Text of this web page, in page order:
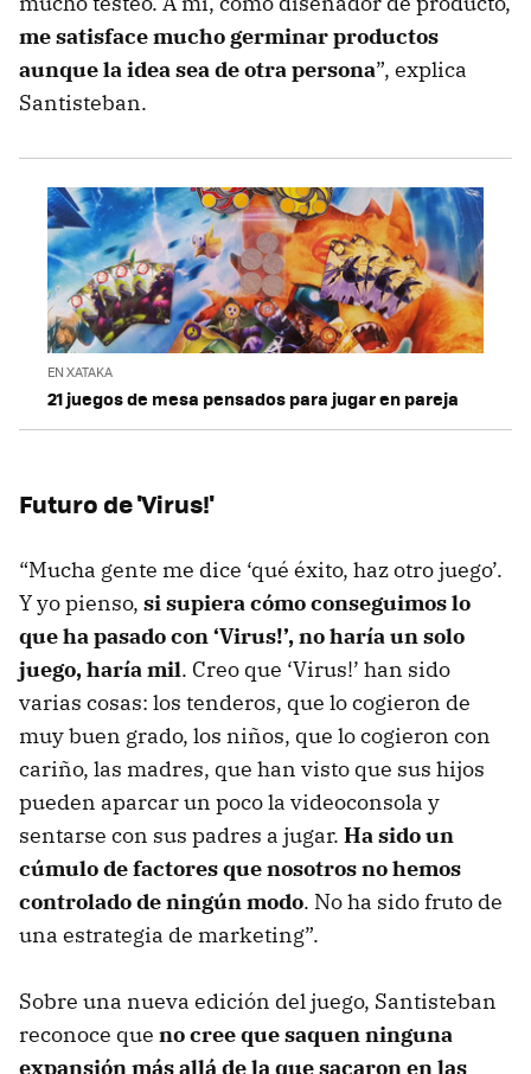
me satisface mucho germinar productos
aunque la idea sea de otra persona”, explica
Santisteban.
EN XATAKA
21 juegos de mesa pensados para jugar en pareja
Futuro de 'Virus!'
“Mucha gente me dice ‘qué éxito, haz otro juego’.
Y yo pienso, si supiera cómo conseguimos lo
que ha pasado con ‘Virus!’, no haría un solo
juego, haría mil. Creo que ‘Virus!’ han sido
varias cosas: los tenderos, que lo cogieron de
muy buen grado, los niños, que lo cogieron con
cariño, las madres, que han visto que sus hijos
pueden aparcar un poco la videoconsola y
sentarse con sus padres a jugar. Ha sido un
cúmulo de factores que nosotros no hemos
controlado de ningún modo. No ha sido fruto de
una estrategia de marketing”.
Sobre una nueva edición del juego, Santisteban
reconoce que no cree que saquen ninguna
expansión más allá de la que sacaron en las